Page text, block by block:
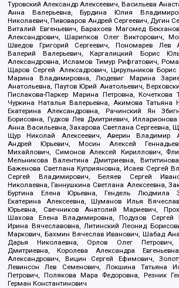
Туровский Александр Алексеевич, Васильева
Анна Валерьевна, Бурдина Юлия
Николаевич, Пивоваров Андрей Сергеевич, Дугин
Виталий Евгеньевич, Барахоев Магомед
Александрович, Шарипков Олег Викторович,
Шведов Григорий Сергеевич, Пономарев Лев
Валерий Валерьевич, Каргалицкий Борис
Александровна, Исламов Тимур Рифгатович,
Щаров Сергей Алексадрович, Цирульников Борис
Марина Владимировна, Людевиг Марина
Анатольевна, Паутов Юрий Анатольевич,
Пислакова-Паркер Марина Петровна, Кочеткова
Чуркина Наталья Валерьевна, Акимова Татьяна
Екатерина Александровна, Рачинский Ян
Борисовна, Гудков Лев Дмитриевич,
Анна Васильевна, Захарова Светлана Сергеевна,
Щур Николай Алексеевич, Аверин Владимир
Андрей Юрьевич, Мосин Алексей
Михайлович, Симонов Алексей Кириллович,
Мельникова Валентина Дмитриевна,
Баженова Светлана Куприяновна, Исаев Сергей
Сергей Владимирович, Беляев Сергей
Николаевна, Ганнушкина Светлана Алексеевна,
Буртина Елена Юрьевна, Гендель Людмила
Екатерина Алексеевна, Шуманов Илья
Юрьевна, Свечников Анатолий Мариевич,
Шахова Елена Владимировна, Подузов Сергей
Ирина Вячеславовна, Литинский Леонид
Маркович, Бахмин Вячеслав Иванович, Шабад
Дарья Николаевна, Орлов Олег Петрович,
Дмитриевна, Королева Александра
Александрович, Вицин Сергей Ефимович,
Левинсон Лев Семенович, Локшина Татьяна
Петрович, Полякова Мара Федоровна, Резник
Герман Константинович